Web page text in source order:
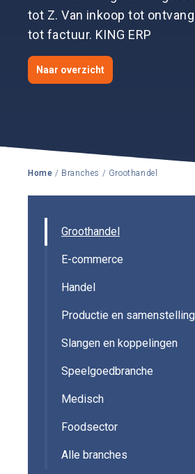
tot Z. Van inkoop tot
tot factuur. KING ERP
Naar overzicht
Home / Branches / Groothandel
Groothandel
E-commerce
Handel
Productie en
Slangen en koppelingen
Speelgoedbranche
Medisch
Foodsector
Alle branches